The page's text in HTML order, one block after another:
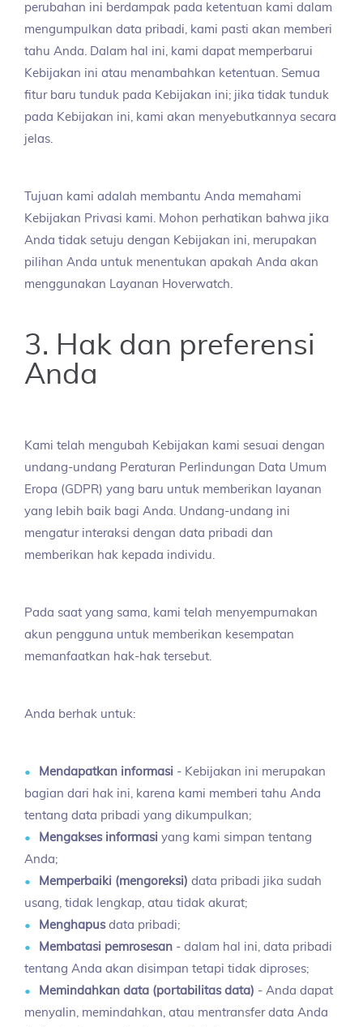
perubahan ini berdampak pada ketentuan kami dalam
mengumpulkan data pribadi, kami pasti akan memberi
tahu Anda. Dalam hal ini, kami dapat memperbarui
Kebijakan ini atau menambahkan ketentuan. Semua
fitur baru tunduk pada Kebijakan ini; jika tidak tunduk
pada Kebijakan ini, kami akan menyebutkannya secara
jelas.
Tujuan kami adalah membantu Anda memahami
Kebijakan Privasi kami. Mohon perhatikan bahwa jika
Anda tidak setuju dengan Kebijakan ini, merupakan
pilihan Anda untuk menentukan apakah Anda akan
menggunakan Layanan Hoverwatch.
3. Hak dan preferensi
Anda
Kami telah mengubah Kebijakan kami sesuai dengan
undang-undang Peraturan Perlindungan Data Umum
Eropa (GDPR) yang baru untuk memberikan layanan
yang lebih baik bagi Anda. Undang-undang ini
mengatur interaksi dengan data pribadi dan
memberikan hak kepada individu.
Pada saat yang sama, kami telah menyempurnakan
akun pengguna untuk memberikan kesempatan
memanfaatkan hak-hak tersebut.
Anda berhak untuk:
Mendapatkan informasi - Kebijakan ini merupakan
bagian dari hak ini, karena kami memberi tahu Anda
tentang data pribadi yang dikumpulkan;
Mengakses informasi yang kami simpan tentang
Anda;
Memperbaiki (mengoreksi) data pribadi jika sudah
usang, tidak lengkap, atau tidak akurat;
Menghapusdata pribadi;
Membatasi pemrosesan - dalam hal ini, data pribadi
tentang Anda akan disimpan tetapi tidak diproses;
Memindahkan data (portabilitas data) - Anda dapat
menyalin, memindahkan, atau mentransfer data Anda